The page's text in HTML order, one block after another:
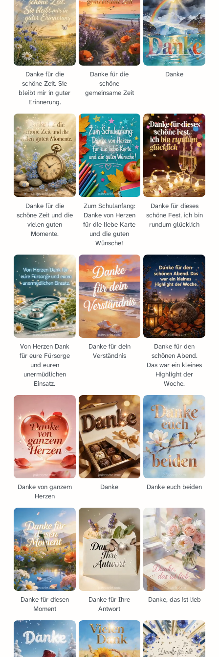
Danke für die
schöne Zeit. Sie
bleibt mir in guter
Erinnerung.
Danke für die
schöne
gemeinsame Zeit
Danke
Danke für die
schöne Zeit und die
vielen guten
Momente.
Zum Schulanfang:
Danke von Herzen
für die liebe Karte
und die guten
Wünsche!
Danke für dieses
schöne Fest, ich bin
rundum glücklich
Von Herzen Dank
für eure Fürsorge
und euren
unermüdlichen
Einsatz.
Danke für dein
Verständnis
Danke für den
schönen Abend.
Das war ein kleines
Highlight der
Woche.
Danke von ganzem
Herzen
Danke Danke euch beiden
Danke für diesen
Moment
Danke für Ihre
Antwort
Danke, das ist lieb